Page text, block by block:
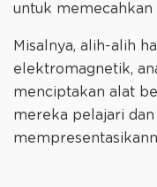
untuk
Misalnya, alih-alih
elektromagnetik,
menciptakan alat
mereka pelajari dan